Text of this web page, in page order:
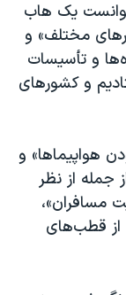
یک هاب
مختلف» و
و تأسیسات
و کشورهای
هواپیماها» و
جمله از نظر
مسافران»،
از قطب‌های